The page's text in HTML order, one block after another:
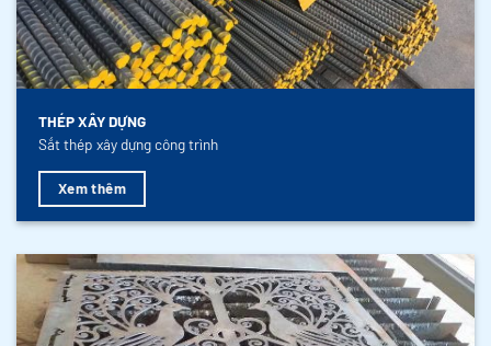
THÉP XÂY DỰNG
Sắt thép xây dựng công trình
Xem thêm